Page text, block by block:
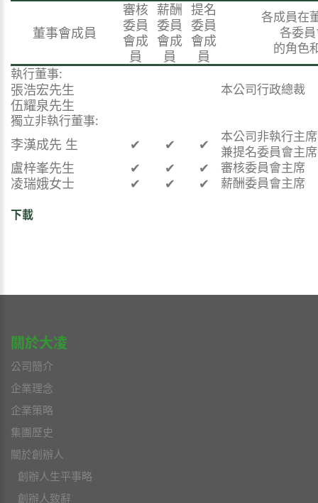
董事會成員
審核
委員
會成
員
薪酬
委員
會成
員
提名
委員
會成
員
各成員在
各委
的角色
執行董事:
張浩宏先生 本公司行政總裁
伍耀泉先生
獨立非執行董事:
李漢成先 生 ✔ ✔ ✔
本公司非執行主席
兼提名委員會主席
盧梓峯先生 ✔ ✔ ✔ 審核委員會主席
凌瑞娥女士 ✔ ✔ ✔ 薪酬委員會主席
下載
關於大凌
公司簡介
企業理念
企業策略
集團歷史
關於創辦人
創辦人生平事略
創辦人致辭